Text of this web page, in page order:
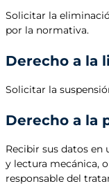
Solicitar la
por la normativa.
Derecho a la
Solicitar la
Derecho a la
Recibir sus datos
y lectura mecánica,
responsable del